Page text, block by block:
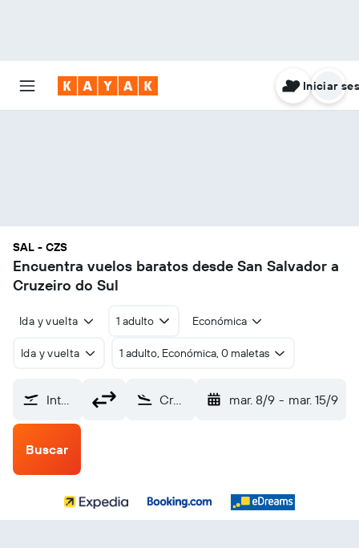
Iniciar
SAL - CZS
Encuentra vuelos baratos desde San Salvador a
Cruzeiro do Sul
Ida y vuelta 1 adulto Económica
Ida y vuelta 1 adulto, Económica, 0 maletas
Internacional de El Salvador (SAL) Cruzeiro do Sul (CZS) mar. 8/9 - mar. 15/9
Buscar